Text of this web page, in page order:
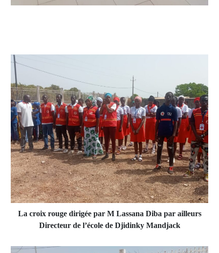
La croix rouge dirigée par M Lassana Diba par ailleurs
Directeur de l’école de Djidinky Mandjack